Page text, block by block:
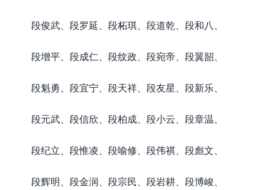
段俊武、段罗延、段柘琪、段道乾、段和八、
段增平、段成仁、段纹政、段宛帝、段翼韶、
段魁勇、段宜宁、段天祥、段友星、段新乐、
段元武、段信欣、段柏成、段小云、段章温、
段纪立、段惟凌、段喻修、段伟祺、段彪文、
段辉明、段金润、段宗民、段岩耕、段博峻、